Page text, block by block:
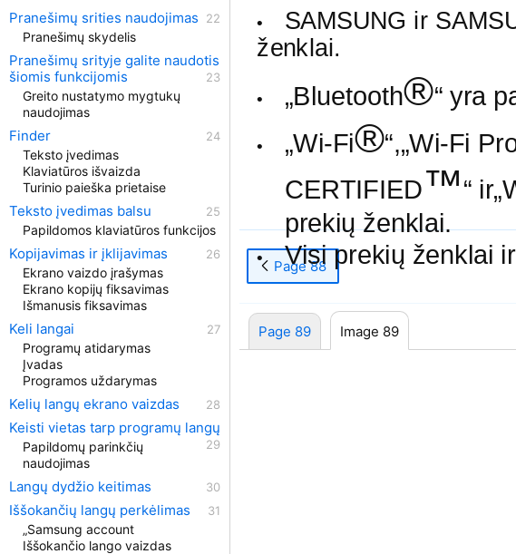
• SAMSUNG ir
ženklai.
• „Bluetooth®“ yra
• „Wi-Fi®“,„Wi-Fi
CERTIFIED™“
prekių ženklai.
• Visi prekių ženklai
Page 88
Page 89 Image 89
Pranešimų srities naudojimas
Pranešimų skydelis
Pranešimų srityje galite naudotis
šiomis funkcijomis
Greito nustatymo mygtukų
naudojimas
Finder
Teksto įvedimas
Klaviatūros išvaizda
Turinio paieška prietaise
Teksto įvedimas balsu
Papildomos klaviatūros funkcijos
Kopijavimas ir įklijavimas
Ekrano vaizdo įrašymas
Ekrano kopijų fiksavimas
Išmanusis fiksavimas
Keli langai
Programų atidarymas
Įvadas
Programos uždarymas
Kelių langų ekrano vaizdas
Keisti vietas tarp programų langų
Papildomų parinkčių
naudojimas
Langų dydžio keitimas
Iššokančių langų perkėlimas
„Samsung account
Iššokančio lango vaizdas